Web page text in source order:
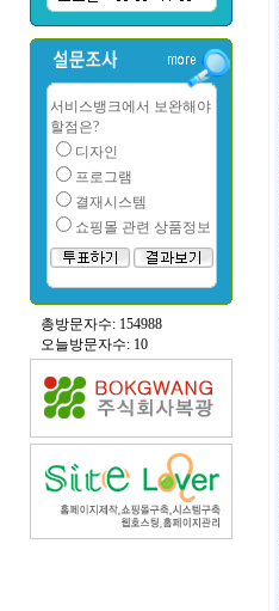
서비스뱅크에서 보완해야
할점은?
디자인
프로그램
결재시스템
쇼핑몰 관련 상품정보
총방문자수: 154988
오늘방문자수: 10